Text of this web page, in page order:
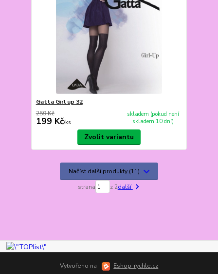
Gatta Girl up 32
259 Kč
199 Kč/ks
skladem (pokud není
skladem 10 dní)
Zvolit variantu
Načíst další produkty (11)
strana z 2další
Vytvořeno na Eshop-rychle.cz